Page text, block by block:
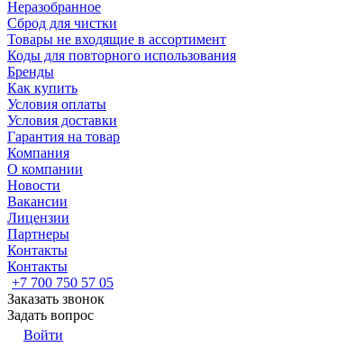
Неразобранное
Сброд для чистки
Товары не входящие в ассортимент
Коды для повторного использования
Бренды
Как купить
Условия оплаты
Условия доставки
Гарантия на товар
Компания
О компании
Новости
Вакансии
Лицензии
Партнеры
Контакты
Контакты
+7 700 750 57 05
Заказать звонок
Задать вопрос
Войти